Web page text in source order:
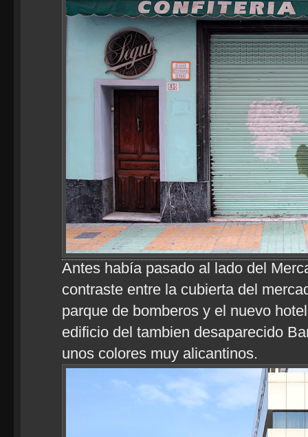
Antes había pasado al lado del
contraste entre la cubierta del
parque de bomberos y el nuevo
edificio del tambien desaparecido
unos colores muy alicantinos.